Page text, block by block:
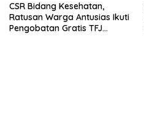
CSR Bidang Kesehatan,
Ratusan Warga Antusias Ikuti
Pengobatan Gratis TFJ